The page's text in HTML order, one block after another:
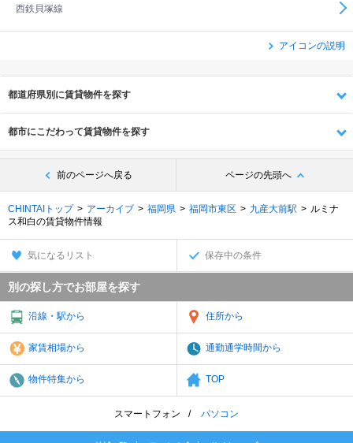
西鉄貝塚線
アイコンの説明
都道府県別に賃貸物件を探す
都市にこだわって賃貸物件を探す
前のページへ戻る ページの先頭へ
CHINTAIトップ アーカイブ 福岡県 福岡市東区 九産大前駅
ルミナ
ス和白の賃貸物件情報
気になるリスト 保存中の条件
別の探し方でお部屋を探す
沿線・駅から 住所から
家賃相場から 通勤通学時間から
物件特集から TOP
スマートフォン パソコン